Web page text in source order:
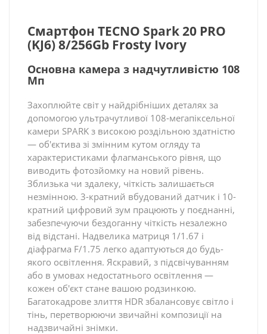
Смартфон TECNO Spark 20 PRO
(KJ6) 8/256Gb Frosty Ivory
Основна камера з надчутливістю 108
Мп
Захоплюйте світ у найдрібніших деталях за
допомогою ультрачутливої 108-мегапіксельної
камери SPARK з високою роздільною здатністю
— об'єктива зі змінним кутом огляду та
характеристиками флагманського рівня, що
виводить фотозйомку на новий рівень.
Зблизька чи здалеку, чіткість залишається
незмінною. 3-кратний вбудований датчик і 10-
кратний цифровий зум працюють у поєднанні,
забезпечуючи бездоганну чіткість незалежно
від відстані. Надвелика матриця 1/1.67 і
діафрагма F/1.75 легко адаптуються до будь-
якого освітлення. Яскравий, з підсвічуванням
або в умовах недостатнього освітлення —
кожен об'єкт стане вашою родзинкою.
Багатокадрове злиття HDR збалансовує світло і
тінь, перетворюючи звичайні композиції на
надзвичайні знімки.